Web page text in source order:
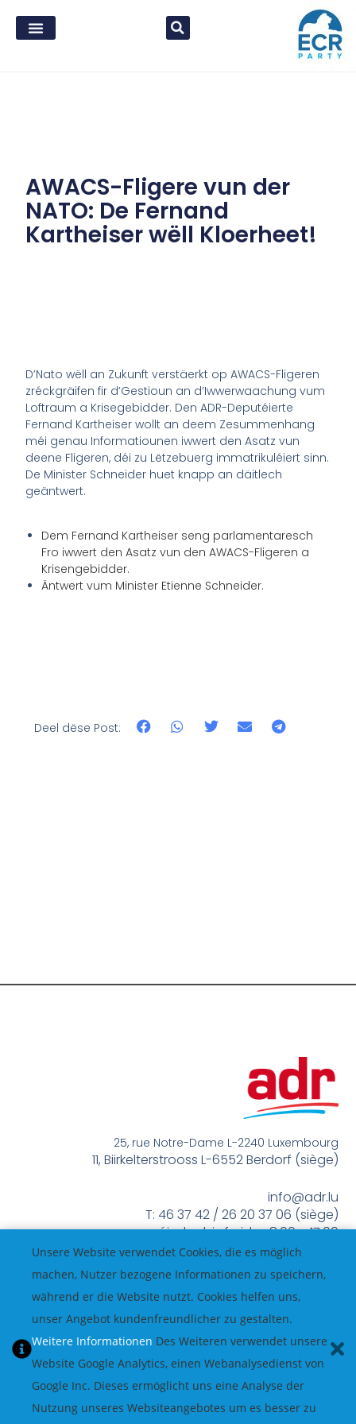
AWACS-Fligere vun der
NATO: De Fernand
Kartheiser wëll Kloerheet!
D’Nato wëll an Zukunft verstäerkt op AWACS-Fligeren
zréckgräifen fir d’Gestioun an d’Iwwerwaachung vum
Loftraum a Krisegebidder. Den ADR-Deputéierte
Fernand Kartheiser wollt an deem Zesummenhang
méi genau Informatiounen iwwert den Asatz vun
deene Fligeren, déi zu Lëtzebuerg immatrikuléiert sinn.
De Minister Schneider huet knapp an däitlech
geäntwert.
Dem Fernand Kartheiser seng parlamentaresch
Fro iwwert den Asatz vun den AWACS-Fligeren a
Krisengebidder.
Äntwert vum Minister Etienne Schneider.
Deel dëse Post:
25, rue Notre-Dame L-2240 Luxembourg
11, Biirkelterstrooss L-6552 Berdorf (siège)
info@adr.lu
T: 46 37 42 / 26 20 37 06 (siège)
méindes bis freides 8:00 – 17:00
Unsere Website verwendet Cookies, die es möglich
machen, Nutzer bezogene Informationen zu speichern,
während er die Website nutzt. Cookies helfen uns,
unser Angebot kundenfreundlicher zu gestalten.
Weitere Informationen Des Weiteren verwendet unsere
Website Google Analytics, einen Webanalysedienst von
Google Inc. Dieses ermöglicht uns eine Analyse der
Nutzung unseres Websiteangebotes um es besser zu